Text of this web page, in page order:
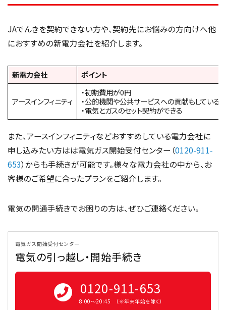
JAでんきを契約できない方や、契約先にお悩みの方向けへ他
におすすめの新電力会社を紹介します。
新電力会社 ポイント
アースインフィニティ
・初期費用が0円
・公的機関や公共サービスへの貢献もしている
・電気とガスのセット契約ができる
また、アースインフィニティなどおすすめしている電力会社に
申し込みたい方はは電気ガス開始受付センター（0120-911-
653）からも手続きが可能です。様々な電力会社の中から、お
客様のご希望に合ったプランをご紹介します。
電気の開通手続きでお困りの方は、ぜひご連絡ください。
電気ガス開始受付センター
電気の引っ越し・開始手続き
0120-911-653
8:00〜20:45 （※年末年始を除く）